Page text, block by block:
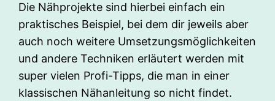
Die Nähprojekte sind hierbei einfach ein
praktisches Beispiel, bei dem dir jeweils aber
auch noch weitere Umsetzungsmöglichkeiten
und andere Techniken erläutert werden mit
super vielen Profi-Tipps, die man in einer
klassischen Nähanleitung so nicht findet.